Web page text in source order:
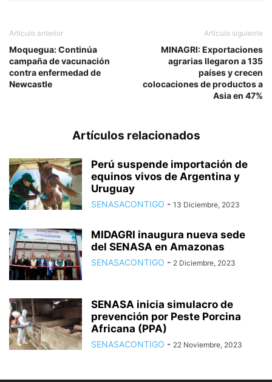
Artículo anterior
Moquegua: Continúa
campaña de vacunación
contra enfermedad de
Newcastle
Artículo siguiente
MINAGRI: Exportaciones
agrarias llegaron a 135
países y crecen
colocaciones de productos a
Asia en 47%
Artículos relacionados
Perú suspende importación de
equinos vivos de Argentina y
Uruguay
SENASACONTIGO - 13 Diciembre, 2023
MIDAGRI inaugura nueva sede
del SENASA en Amazonas
SENASACONTIGO - 2 Diciembre, 2023
SENASA inicia simulacro de
prevención por Peste Porcina
Africana (PPA)
SENASACONTIGO - 22 Noviembre, 2023